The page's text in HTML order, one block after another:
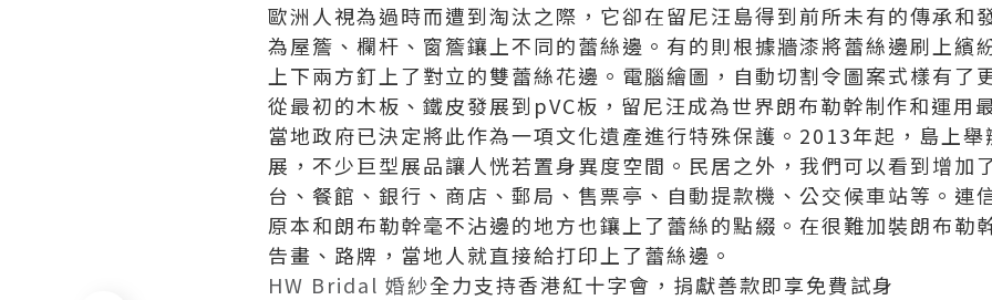
歐洲人視為過時而遭到淘汰之際，它卻在留尼汪島得到前所未有的傳承和
為屋簷、欄杆、窗簷鑲上不同的蕾絲邊。有的則根據牆漆將蕾絲邊刷上繽
上下兩方釘上了對立的雙蕾絲花邊。電腦繪圖，自動切割令圖案式樣有了
從最初的木板、鐵皮發展到pVC板，留尼汪成為世界朗布勒幹制作和運用
當地政府已決定將此作為一項文化遺產進行特殊保護。2013年起，島上
展，不少巨型展品讓人恍若置身異度空間。民居之外，我們可以看到增加
台、餐館、銀行、商店、郵局、售票亭、自動提款機、公交候車站等。連
原本和朗布勒幹毫不沾邊的地方也鑲上了蕾絲的點綴。在很難加裝朗布勒
告畫、路牌，當地人就直接給打印上了蕾絲邊。
HW Bridal 婚紗全力支持香港紅十字會，捐獻善款即享免費試身